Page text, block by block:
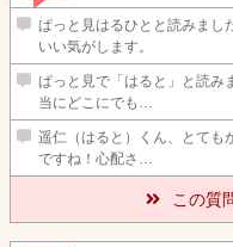
ぱっと見はるひとと読みまし
いい気がします。
ぱっと見で「はると」と読み
当にどこにでも…
遥仁（はると）くん、とても
ですね！心配さ…
この質